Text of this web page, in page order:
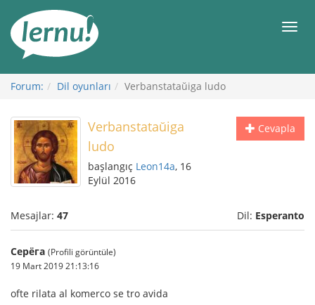
Görüntüleme
Forum: Dil oyunları Verbanstataŭiga ludo
Cevapla
Verbanstataŭiga
ludo
başlangıç Leon14a, 16
Eylül 2016
Mesajlar: 47 Dil: Esperanto
Серёга (Profili görüntüle)
19 Mart 2019 21:13:16
ofte rilata al komerco se tro avida